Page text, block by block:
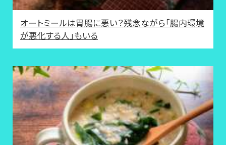
オートミールは胃腸に悪い？残念ながら「腸内環境
が悪化する人」もいる